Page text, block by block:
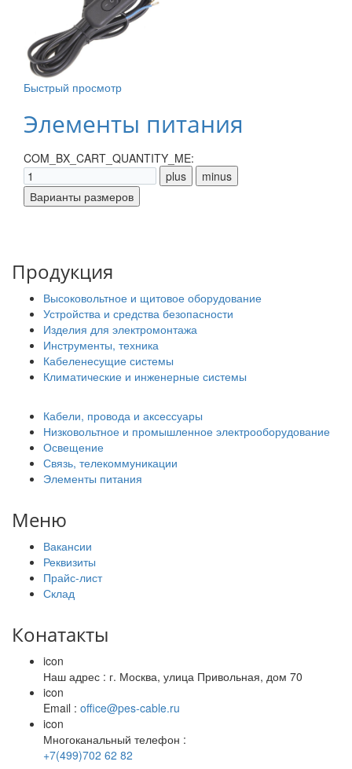
Быстрый просмотр
Элементы питания
COM_BX_CART_QUANTITY_ME:
Продукция
Высоковольтное и щитовое оборудование
Устройства и средства безопасности
Изделия для электромонтажа
Инструменты, техника
Кабеленесущие системы
Климатические и инженерные системы
Кабели, провода и аксессуары
Низковольтное и промышленное электрооборудование
Освещение
Связь, телекоммуникации
Элементы питания
Меню
Вакансии
Реквизиты
Прайс-лист
Склад
Конатакты
icon
Наш адрес : г. Москва, улица Привольная, дом 70
icon
Email : office@pes-cable.ru
icon
Многоканальный телефон :
+7(499)702 62 82